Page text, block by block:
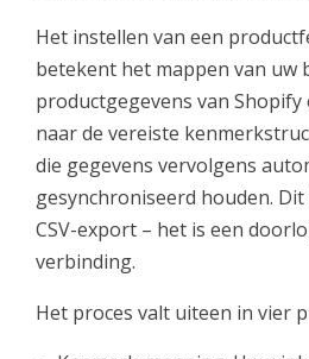
Het instellen van een
betekent het mappen van uw
productgegevens van Shopify
naar de vereiste
die gegevens vervolgens
gesynchroniseerd houden.
CSV-export – het is een
verbinding.
Het proces valt uiteen in vier